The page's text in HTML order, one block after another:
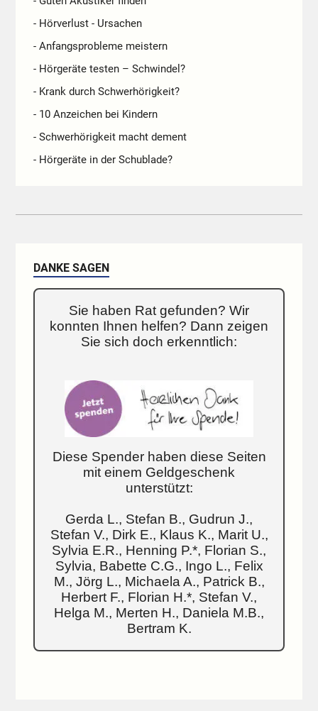
- Hörverlust - Ursachen
- Anfangsprobleme meistern
- Hörgeräte testen – Schwindel?
- Krank durch Schwerhörigkeit?
- 10 Anzeichen bei Kindern
- Schwerhörigkeit macht dement
- Hörgeräte in der Schublade?
DANKE SAGEN
Sie haben Rat gefunden? Wir
konnten Ihnen helfen? Dann zeigen
Sie sich doch erkenntlich:
Diese Spender haben diese Seiten
mit einem Geldgeschenk
unterstützt:
Gerda L., Stefan B., Gudrun J.,
Stefan V., Dirk E., Klaus K., Marit U.,
Sylvia E.R., Henning P.*, Florian S.,
Sylvia, Babette C.G., Ingo L., Felix
M., Jörg L., Michaela A., Patrick B.,
Herbert F., Florian H.*, Stefan V.,
Helga M., Merten H., Daniela M.B.,
Bertram K.